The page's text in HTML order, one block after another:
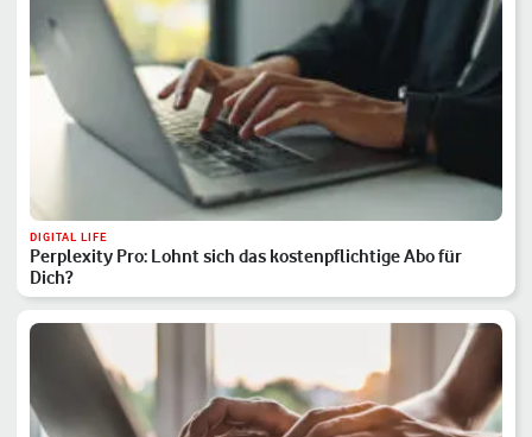
DIGITAL LIFE
Perplexity Pro: Lohnt sich das kostenpflichtige Abo für
Dich?